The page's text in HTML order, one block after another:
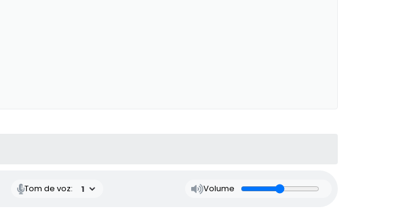
Tom de voz: Volume